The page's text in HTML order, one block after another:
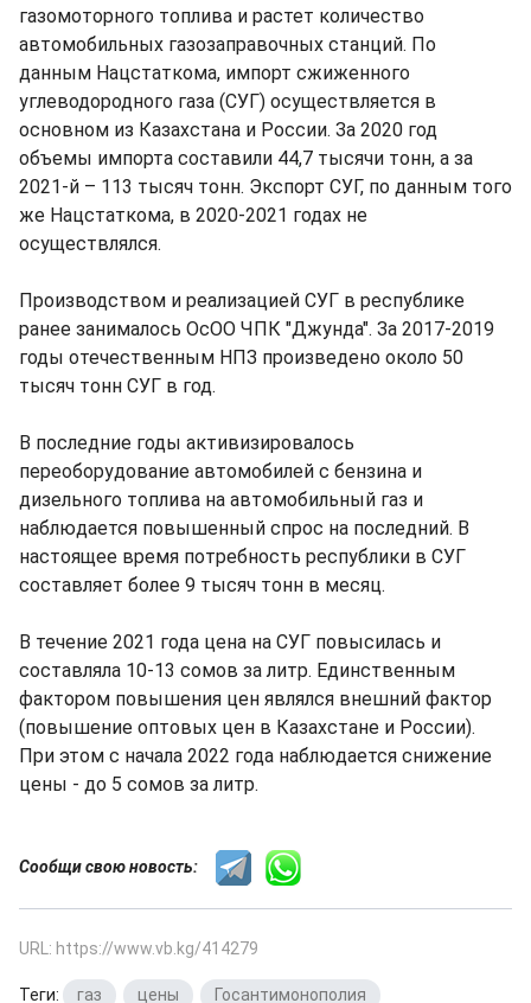
газомоторного топлива и растет количество
автомобильных газозаправочных станций. По
данным Нацстаткома, импорт сжиженного
углеводородного газа (СУГ) осуществляется в
основном из Казахстана и России. За 2020 год
объемы импорта составили 44,7 тысячи тонн, а за
2021-й – 113 тысяч тонн. Экспорт СУГ, по данным того
же Нацстаткома, в 2020-2021 годах не
осуществлялся.
Производством и реализацией СУГ в республике
ранее занималось ОсОО ЧПК "Джунда". За 2017-2019
годы отечественным НПЗ произведено около 50
тысяч тонн СУГ в год.
В последние годы активизировалось
переоборудование автомобилей с бензина и
дизельного топлива на автомобильный газ и
наблюдается повышенный спрос на последний. В
настоящее время потребность республики в СУГ
составляет более 9 тысяч тонн в месяц.
В течение 2021 года цена на СУГ повысилась и
составляла 10-13 сомов за литр. Единственным
фактором повышения цен являлся внешний фактор
(повышение оптовых цен в Казахстане и России).
При этом с начала 2022 года наблюдается снижение
цены - до 5 сомов за литр.
Сообщи свою новость:
URL: https://www.vb.kg/414279
Теги: газ цены Госантимонополия